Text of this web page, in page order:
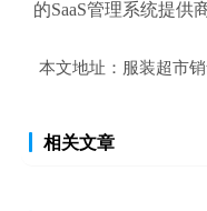
的SaaS管理系统提供商
本文地址： 服装超市
相关文章